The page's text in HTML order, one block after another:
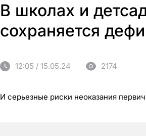
В школах и
сохраняется
12:05 / 15.05.24 2174
И серьезные риски неоказания